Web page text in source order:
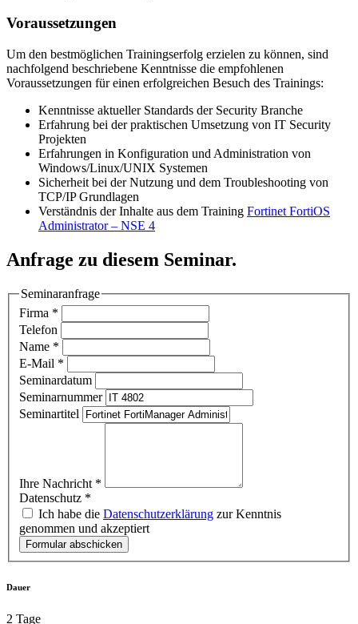
Voraussetzungen
Um den bestmöglichen Trainingserfolg erzielen zu können, sind
nachfolgend beschriebene Kenntnisse die empfohlenen
Voraussetzungen für einen erfolgreichen Besuch des Trainings:
Kenntnisse aktueller Standards der Security Branche
Erfahrung bei der praktischen Umsetzung von IT Security
Projekten
Erfahrungen in Konfiguration und Administration von
Windows/Linux/UNIX Systemen
Sicherheit bei der Nutzung und dem Troubleshooting von
TCP/IP Grundlagen
Verständnis der Inhalte aus dem Training Fortinet FortiOS
Administrator – NSE 4
Anfrage zu diesem Seminar.
Seminaranfrage
Firma *
Telefon
Name *
E-Mail *
Seminardatum
Seminarnummer
Seminartitel
Ihre Nachricht *
Datenschutz *
Ich habe die Datenschutzerklärung zur Kenntnis
genommen und akzeptiert
Formular abschicken
Dauer
2 Tage